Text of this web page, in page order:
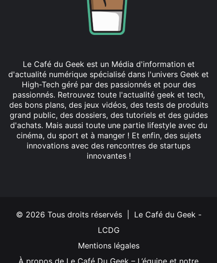
Le Café du Geek est un Média d'information et
d'actualité numérique spécialisé dans l'univers Geek et
High-Tech géré par des passionnés et pour des
passionnés. Retrouvez toute l'actualité geek et tech,
des bons plans, des jeux vidéos, des tests de produits
grand public, des dossiers, des tutoriels et des guides
d'achats. Mais aussi toute une partie lifestyle avec du
cinéma, du sport et à manger ! Et enfin, des sujets
innovations avec des rencontres de startups
innovantes !
© 2026 Tous droits réservés | Le Café du Geek -
LCDG
Mentions légales
À propos de Le Café Du Geek – L’équipe et notre